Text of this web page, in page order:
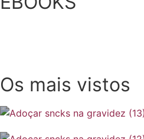
Os mais vistos